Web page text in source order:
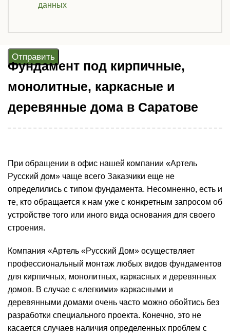
данных
Отправить
Фундамент под кирпичные,
монолитные, каркасные и
деревянные дома в Саратове
При обращении в офис нашей компании «Артель
Русский дом» чаще всего Заказчики еще не
определились с типом фундамента. Несомненно, есть и
те, кто обращается к нам уже с конкретным запросом об
устройстве того или иного вида основания для своего
строения.
Компания «Артель «Русский Дом» осуществляет
профессиональный монтаж любых видов фундаментов
для кирпичных, монолитных, каркасных и деревянных
домов. В случае с «легкими» каркасными и
деревянными домами очень часто можно обойтись без
разработки специального проекта. Конечно, это не
касается случаев наличия определенных проблем с